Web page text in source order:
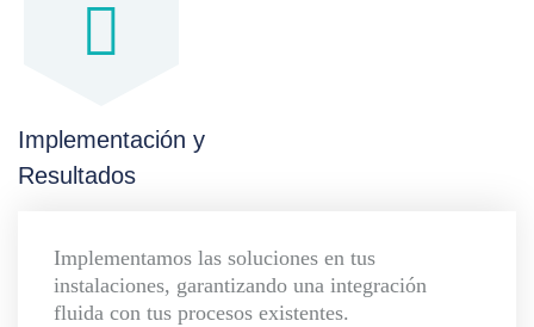
Implementación y
Resultados
Implementamos las soluciones en tus
instalaciones, garantizando una integración
fluida con tus procesos existentes.